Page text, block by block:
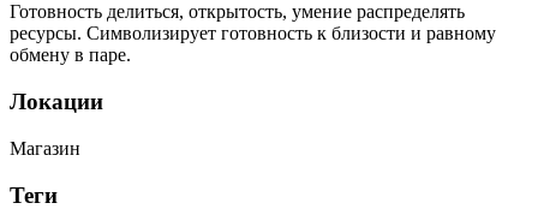
Готовность делиться, открытость, умение распределять
ресурсы. Символизирует готовность к близости и равному
обмену в паре.
Локации
Магазин
Теги